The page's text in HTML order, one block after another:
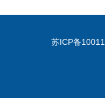
苏ICP备